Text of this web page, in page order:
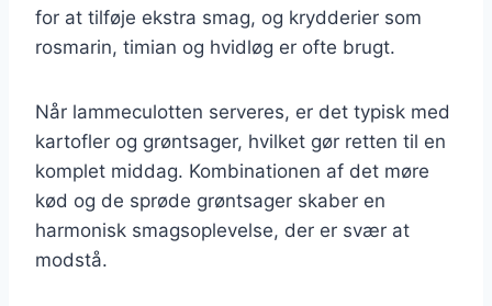
for at tilføje ekstra smag, og krydderier som
rosmarin, timian og hvidløg er ofte brugt.
Når lammeculotten serveres, er det typisk med
kartofler og grøntsager, hvilket gør retten til en
komplet middag. Kombinationen af det møre
kød og de sprøde grøntsager skaber en
harmonisk smagsoplevelse, der er svær at
modstå.